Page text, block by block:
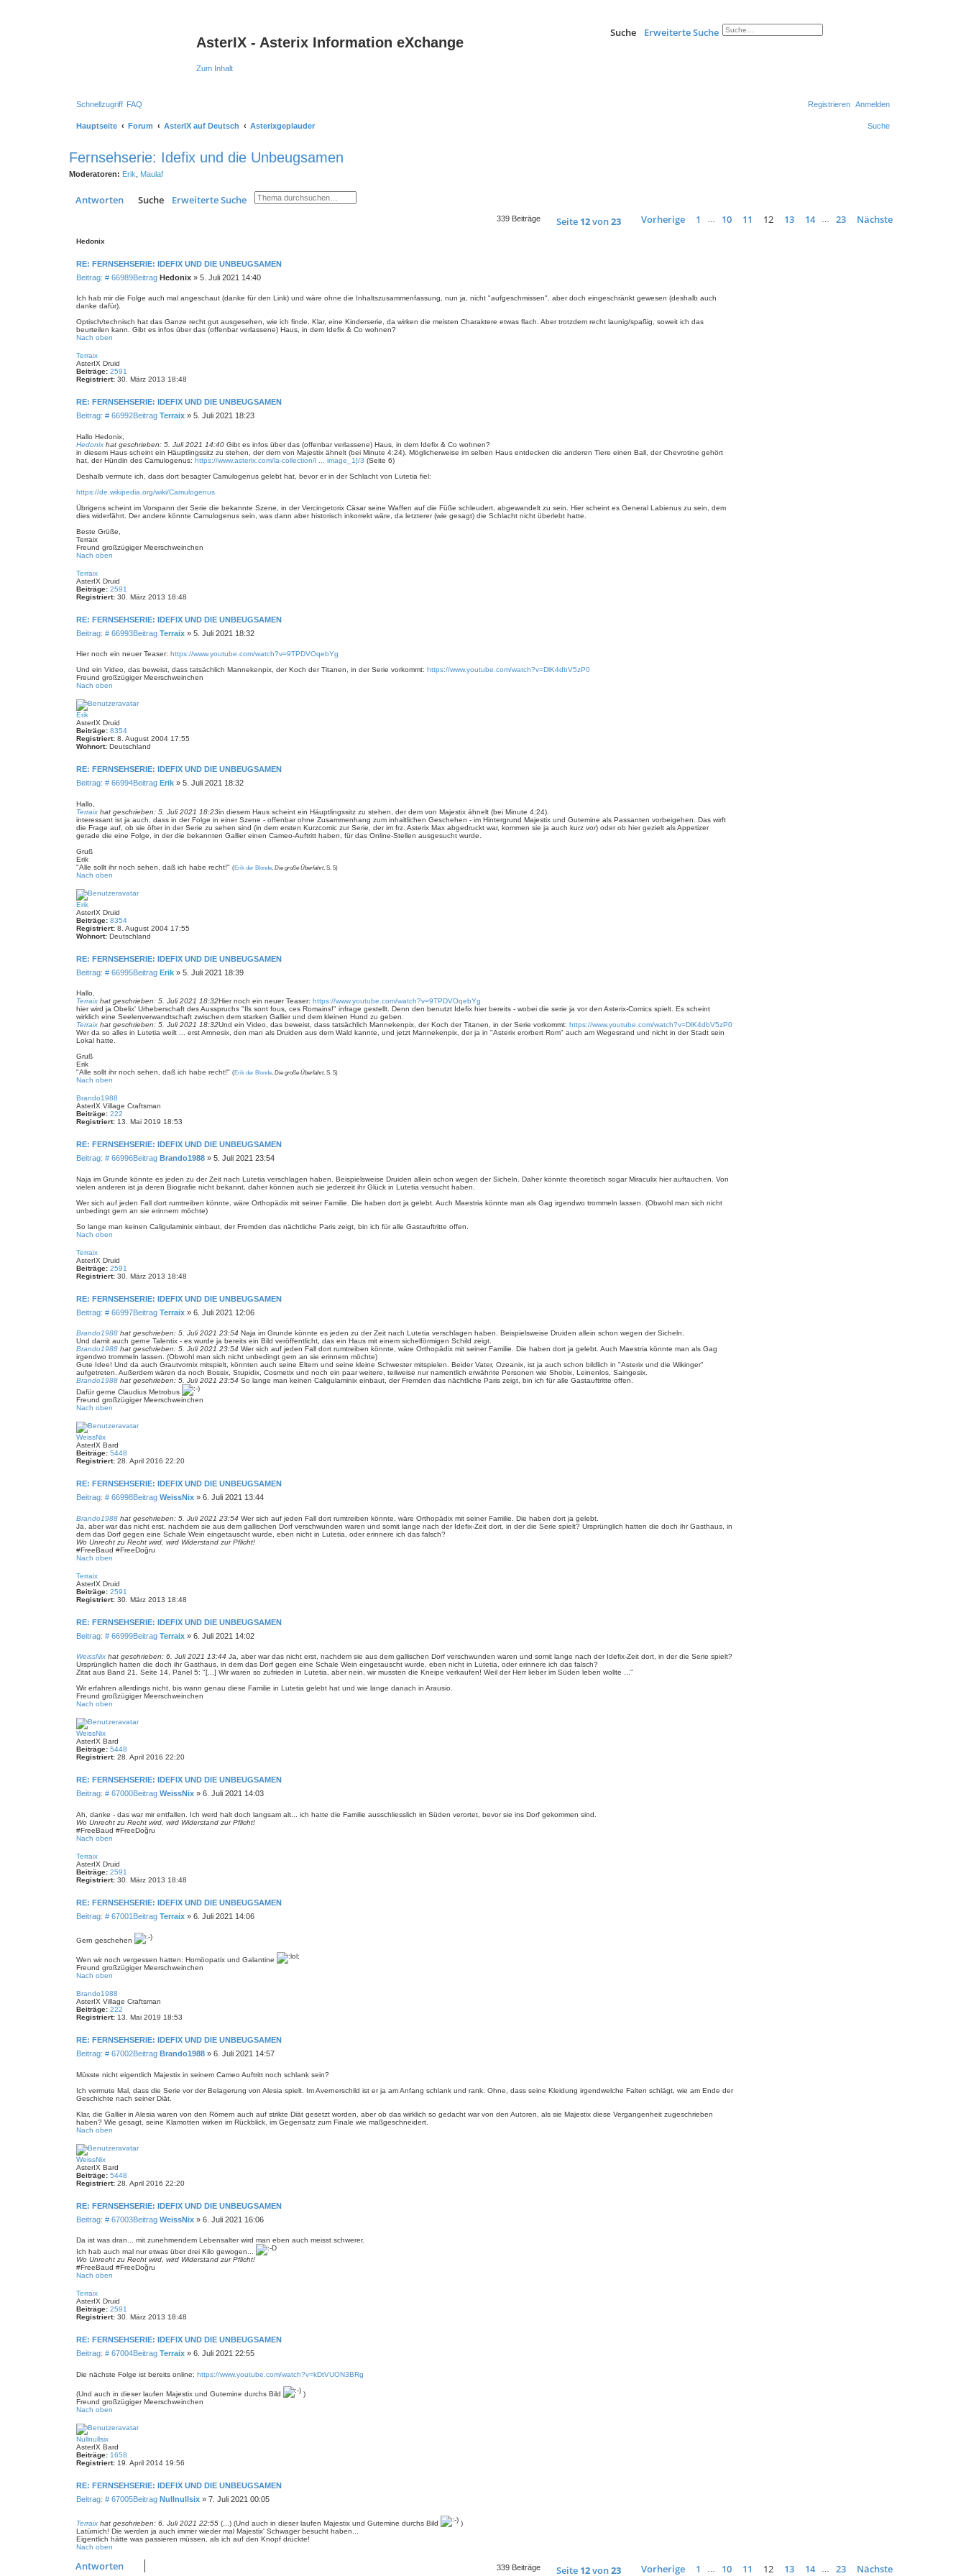
AsterIX - Asterix Information eXchange
Zum Inhalt
Suche Erweiterte Suche
Schnellzugriff FAQ Anmelden
Registrieren
Hauptseite Forum AsterIX auf Deutsch Asterixgeplauder Suche
Fernsehserie: Idefix und die Unbeugsamen
Moderatoren: Erik Maulaf
Antworten Suche Erweiterte Suche
339 Beiträge Seite 12von23 Vorherige 1 10 11 12 13 14 23 Nächste
Hedonix
RE: FERNSEHSERIE: IDEFIX UND DIE UNBEUGSAMEN
Beitrag: # 66989Beitrag Hedonix » 5. Juli 2021 14:40
Ich hab mir die Folge auch mal angeschaut (danke für den Link) und wäre ohne die Inhaltszusammenfassung, nun ja, nicht "aufgeschmissen", aber doch eingeschränkt gewesen (deshalb auch
danke dafür).
Optisch/technisch hat das Ganze recht gut ausgesehen, wie ich finde. Klar, eine Kinderserie, da wirken die meisten Charaktere etwas flach. Aber trotzdem recht launig/spaßig, soweit ich das
beurteilen kann. Gibt es infos über das (offenbar verlassene) Haus, in dem Idefix & Co wohnen?
Nach oben
Terraix
AsterIX Druid
Beiträge: 2591
Registriert: 30. März 2013 18:48
RE: FERNSEHSERIE: IDEFIX UND DIE UNBEUGSAMEN
Beitrag: # 66992Beitrag Terraix » 5. Juli 2021 18:23
Hallo Hedonix,
Hedonix hat geschrieben: 5. Juli 2021 14:40 Gibt es infos über das (offenbar verlassene) Haus, in dem Idefix & Co wohnen?
in diesem Haus scheint ein Häuptlingssitz zu stehen, der dem von Majestix ähnelt (bei Minute 4:24). Möglicherweise im selben Haus entdecken die anderen Tiere einen Ball, der Chevrotine gehört
hat, der Hündin des Camulogenus: https://www.asterix.com/la-collection/l ... image_1]/3 (Seite 6)
Deshalb vermute ich, dass dort besagter Camulogenus gelebt hat, bevor er in der Schlacht von Lutetia fiel:
https://de.wikipedia.org/wiki/Camulogenus
Übrigens scheint im Vorspann der Serie die bekannte Szene, in der Vercingetorix Cäsar seine Waffen auf die Füße schleudert, abgewandelt zu sein. Hier scheint es General Labienus zu sein, dem
dies widerfährt. Der andere könnte Camulogenus sein, was dann aber historisch inkorrekt wäre, da letzterer (wie gesagt) die Schlacht nicht überlebt hatte.
Beste Grüße,
Terraix
Freund großzügiger Meerschweinchen
Nach oben
Terraix
AsterIX Druid
Beiträge: 2591
Registriert: 30. März 2013 18:48
RE: FERNSEHSERIE: IDEFIX UND DIE UNBEUGSAMEN
Beitrag: # 66993Beitrag Terraix » 5. Juli 2021 18:32
Hier noch ein neuer Teaser: https://www.youtube.com/watch?v=9TPDVOqebYg
Und ein Video, das beweist, dass tatsächlich Mannekenpix, der Koch der Titanen, in der Serie vorkommt: https://www.youtube.com/watch?v=DlK4dbV5zP0
Freund großzügiger Meerschweinchen
Nach oben
Erik
AsterIX Druid
Beiträge: 8354
Registriert: 8. August 2004 17:55
Wohnort: Deutschland
RE: FERNSEHSERIE: IDEFIX UND DIE UNBEUGSAMEN
Beitrag: # 66994Beitrag Erik » 5. Juli 2021 18:32
Hallo,
Terraix hat geschrieben: 5. Juli 2021 18:23in diesem Haus scheint ein Häuptlingssitz zu stehen, der dem von Majestix ähnelt (bei Minute 4:24).
interessant ist ja auch, dass in der Folge in einer Szene - offenbar ohne Zusammenhang zum inhaltlichen Geschehen - im Hintergrund Majestix und Gutemine als Passanten vorbeigehen. Das wirft
die Frage auf, ob sie öfter in der Serie zu sehen sind (in dem ersten Kurzcomic zur Serie, der im frz. Asterix Max abgedruckt war, kommen sie ja auch kurz vor) oder ob hier gezielt als Appetizer
gerade die eine Folge, in der die bekannten Gallier einen Cameo-Auftritt haben, für das Online-Stellen ausgesucht wurde.
Gruß
Erik
"Alle sollt ihr noch sehen, daß ich habe recht!" (Erik der Blonde Die große Überfahrt, S. 5)
Nach oben
Erik
AsterIX Druid
Beiträge: 8354
Registriert: 8. August 2004 17:55
Wohnort: Deutschland
RE: FERNSEHSERIE: IDEFIX UND DIE UNBEUGSAMEN
Beitrag: # 66995Beitrag Erik » 5. Juli 2021 18:39
Hallo,
Terraix hat geschrieben: 5. Juli 2021 18:32Hier noch ein neuer Teaser: https://www.youtube.com/watch?v=9TPDVOqebYg
hier wird ja Obelix' Urheberschaft des Ausspruchs "Ils sont fous, ces Romains!" infrage gestellt. Denn den benutzt Idefix hier bereits - wobei die serie ja vor den Asterix-Comics spielt. Es scheint
wirklich eine Seelenverwandtschaft zwischen dem starken Gallier und dem kleinen Hund zu geben.
Terraix hat geschrieben: 5. Juli 2021 18:32Und ein Video, das beweist, dass tatsächlich Mannekenpix, der Koch der Titanen, in der Serie vorkommt: https://www.youtube.com/watch?v=DlK4dbV5zP0
Wer da so alles in Lutetia weilt ... erst Amnesix, den man als Druiden aus dem Wald kannte, und jetzt Mannekenpix, der ja in "Asterix erorbert Rom" auch am Wegesrand und nicht in der Stadt sein
Lokal hatte.
Gruß
Erik
"Alle sollt ihr noch sehen, daß ich habe recht!" (Erik der Blonde, Die große Überfahrt, S. 5)
Nach oben
Brando1988
AsterIX Village Craftsman
Beiträge: 222
Registriert: 13. Mai 2019 18:53
RE: FERNSEHSERIE: IDEFIX UND DIE UNBEUGSAMEN
Beitrag: # 66996Beitrag Brando1988 » 5. Juli 2021 23:54
Naja im Grunde könnte es jeden zu der Zeit nach Lutetia verschlagen haben. Beispielsweise Druiden allein schon wegen der Sicheln. Daher könnte theoretisch sogar Miraculix hier auftauchen. Von
vielen anderen ist ja deren Biografie nicht bekannt, daher können auch sie jederzeit ihr Glück in Lutetia versucht haben.
Wer sich auf jeden Fall dort rumtreiben könnte, wäre Orthopädix mit seiner Familie. Die haben dort ja gelebt. Auch Maestria könnte man als Gag irgendwo trommeln lassen. (Obwohl man sich nicht
unbedingt gern an sie erinnern möchte)
So lange man keinen Caligulaminix einbaut, der Fremden das nächtliche Paris zeigt, bin ich für alle Gastauftritte offen.
Nach oben
Terraix
AsterIX Druid
Beiträge: 2591
Registriert: 30. März 2013 18:48
RE: FERNSEHSERIE: IDEFIX UND DIE UNBEUGSAMEN
Beitrag: # 66997Beitrag Terraix » 6. Juli 2021 12:06
Brando1988 hat geschrieben: 5. Juli 2021 23:54 Naja im Grunde könnte es jeden zu der Zeit nach Lutetia verschlagen haben. Beispielsweise Druiden allein schon wegen der Sicheln.
Und damit auch gerne Talentix - es wurde ja bereits ein Bild veröffentlicht, das ein Haus mit einem sichelförmigen Schild zeigt.
Brando1988 hat geschrieben: 5. Juli 2021 23:54 Wer sich auf jeden Fall dort rumtreiben könnte, wäre Orthopädix mit seiner Familie. Die haben dort ja gelebt. Auch Maestria könnte man als Gag
irgendwo trommeln lassen. (Obwohl man sich nicht unbedingt gern an sie erinnern möchte)
Gute Idee! Und da auch Grautvornix mitspielt, könnten auch seine Eltern und seine kleine Schwester mitspielen. Beider Vater, Ozeanix, ist ja auch schon bildlich in "Asterix und die Wikinger"
aufgetreten. Außerdem wären da noch Bossix, Stupidix, Cosmetix und noch ein paar weitere, teilweise nur namentlich erwähnte Personen wie Shobix, Leinenlos, Saingesix.
Brando1988 hat geschrieben: 5. Juli 2021 23:54 So lange man keinen Caligulaminix einbaut, der Fremden das nächtliche Paris zeigt, bin ich für alle Gastauftritte offen.
Dafür gerne Claudius Metrobus
Freund großzügiger Meerschweinchen
Nach oben
WeissNix
AsterIX Bard
Beiträge: 5448
Registriert: 28. April 2016 22:20
RE: FERNSEHSERIE: IDEFIX UND DIE UNBEUGSAMEN
Beitrag: # 66998Beitrag WeissNix » 6. Juli 2021 13:44
Brando1988 hat geschrieben: 5. Juli 2021 23:54 Wer sich auf jeden Fall dort rumtreiben könnte, wäre Orthopädix mit seiner Familie. Die haben dort ja gelebt.
Ja, aber war das nicht erst, nachdem sie aus dem gallischen Dorf verschwunden waren und somit lange nach der Idefix-Zeit dort, in der die Serie spielt? Ursprünglich hatten die doch ihr Gasthaus, in
dem das Dorf gegen eine Schale Wein eingetauscht wurde, eben nicht in Lutetia, oder erinnere ich das falsch?
Wo Unrecht zu Recht wird, wird Widerstand zur Pflicht!
#FreeBaud #FreeDoğru
Nach oben
Terraix
AsterIX Druid
Beiträge: 2591
Registriert: 30. März 2013 18:48
RE: FERNSEHSERIE: IDEFIX UND DIE UNBEUGSAMEN
Beitrag: # 66999Beitrag Terraix » 6. Juli 2021 14:02
WeissNix hat geschrieben: 6. Juli 2021 13:44 Ja, aber war das nicht erst, nachdem sie aus dem gallischen Dorf verschwunden waren und somit lange nach der Idefix-Zeit dort, in der die Serie spielt?
Ursprünglich hatten die doch ihr Gasthaus, in dem das Dorf gegen eine Schale Wein eingetauscht wurde, eben nicht in Lutetia, oder erinnere ich das falsch?
Zitat aus Band 21, Seite 14, Panel 5: "[...] Wir waren so zufrieden in Lutetia, aber nein, wir mussten die Kneipe verkaufen! Weil der Herr lieber im Süden leben wollte ..."
Wir erfahren allerdings nicht, bis wann genau diese Familie in Lutetia gelebt hat und wie lange danach in Arausio.
Freund großzügiger Meerschweinchen
Nach oben
WeissNix
AsterIX Bard
Beiträge: 5448
Registriert: 28. April 2016 22:20
RE: FERNSEHSERIE: IDEFIX UND DIE UNBEUGSAMEN
Beitrag: # 67000Beitrag WeissNix » 6. Juli 2021 14:03
Ah, danke - das war mir entfallen. Ich werd halt doch langsam alt... ich hatte die Familie ausschliesslich im Süden verortet, bevor sie ins Dorf gekommen sind.
Wo Unrecht zu Recht wird, wird Widerstand zur Pflicht!
#FreeBaud #FreeDoğru
Nach oben
Terraix
AsterIX Druid
Beiträge: 2591
Registriert: 30. März 2013 18:48
RE: FERNSEHSERIE: IDEFIX UND DIE UNBEUGSAMEN
Beitrag: # 67001 Beitrag Terraix » 6. Juli 2021 14:06
Gern geschehen
Wen wir noch vergessen hatten: Homöopatix und Galantine
Freund großzügiger Meerschweinchen
Nach oben
Brando1988
AsterIX Village Craftsman
Beiträge: 222
Registriert: 13. Mai 2019 18:53
RE: FERNSEHSERIE: IDEFIX UND DIE UNBEUGSAMEN
Beitrag: # 67002Beitrag Brando1988 » 6. Juli 2021 14:57
Müsste nicht eigentlich Majestix in seinem Cameo Auftritt noch schlank sein?
Ich vermute Mal, dass die Serie vor der Belagerung von Alesia spielt. Im Avernerschild ist er ja am Anfang schlank und rank. Ohne, dass seine Kleidung irgendwelche Falten schlägt, wie am Ende der
Geschichte nach seiner Diät.
Klar, die Gallier in Alesia waren von den Römern auch auf strikte Diät gesetzt worden, aber ob das wirklich so gedacht war von den Autoren, als sie Majestix diese Vergangenheit zugeschrieben
haben? Wie gesagt, seine Klamotten wirken im Rückblick, im Gegensatz zum Finale wie maßgeschneidert.
Nach oben
WeissNix
AsterIX Bard
Beiträge: 5448
Registriert: 28. April 2016 22:20
RE: FERNSEHSERIE: IDEFIX UND DIE UNBEUGSAMEN
Beitrag: # 67003Beitrag WeissNix » 6. Juli 2021 16:06
Da ist was dran... mit zunehmendem Lebensalter wird man eben auch meisst schwerer.
Ich hab auch mal nur etwas über drei Kilo gewogen...
Wo Unrecht zu Recht wird, wird Widerstand zur Pflicht!
#FreeBaud #FreeDoğru
Nach oben
Terraix
AsterIX Druid
Beiträge: 2591
Registriert: 30. März 2013 18:48
RE: FERNSEHSERIE: IDEFIX UND DIE UNBEUGSAMEN
Beitrag: # 67004Beitrag Terraix » 6. Juli 2021 22:55
Die nächste Folge ist bereits online: https://www.youtube.com/watch?v=kDtVUON3BRg
(Und auch in dieser laufen Majestix und Gutemine durchs Bild
)
Freund großzügiger Meerschweinchen
Nach oben
Nullnullsix
AsterIX Bard
Beiträge: 1658
Registriert: 19. April 2014 19:56
RE: FERNSEHSERIE: IDEFIX UND DIE UNBEUGSAMEN
Beitrag: # 67005Beitrag Nullnullsix » 7. Juli 2021 00:05
Terraix hat geschrieben: 6. Juli 2021 22:55 (...) (Und auch in dieser laufen Majestix und Gutemine durchs Bild
)
Latürnich! Die werden ja auch immer wieder mal Majestix' Schwager besucht haben...
Eigentlich hätte was passieren müssen, als ich auf den Knopf drückte!
Nach oben
Antworten 339 Beiträge Seite 12von23 Vorherige 1 10 11 12 13 14 23 Nächste